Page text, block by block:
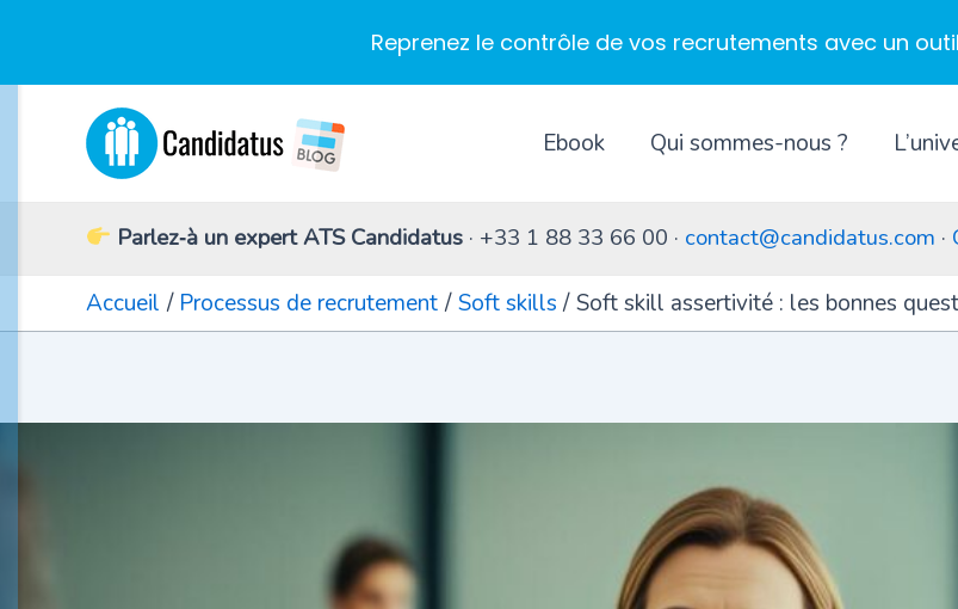
Ebook Qui sommes-nous ?
Parlez‑à un expert ATS Candidatus · +33 1 88 33 66 00 · contact@candidatus.com ·
Accueil Processus de recrutement Soft skills Soft skill assertivité : les bonnes
Reprenez le contrôle de vos recrutements avec un outil